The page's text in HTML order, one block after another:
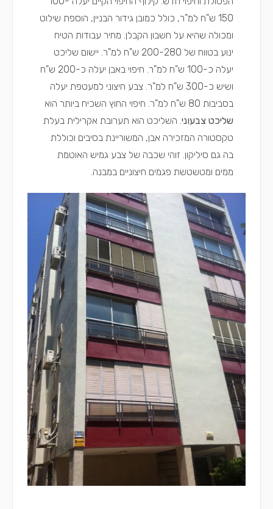
150 ש"ח למ"ר, כולל כמובן גידור הבניין, הוספת שילוט
ומכולה שהיא על חשבון הקבלן. מחיר עבודות הטיח
ינוע בטווח של 200-280 ש"ח למ"ר. יישום שליכט
יעלה כ-100 ש"ח למ"ר. חיפוי באבן יעלה כ-200 ש"ח
ושיש כ-300 ש"ח למ"ר. צבע חיצוני למעטפת יעלה
בסביבות 80 ש"ח למ"ר. חיפוי החוץ השכיח ביותר הוא
שליכט צבעוני. השליכט הוא תערובת אקרילית בעלת
טקסטורה המזכירה אבן, המשוריינת בסיבים וכוללת
בה גם סיליקון. זוהי שכבה של צבע גמיש האוטמת
ממים ומטשטשת פגמים חיצוניים במבנה.